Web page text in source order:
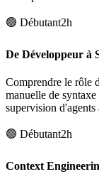
🟢 Débutant2h
De Développeur à
Comprendre le rôle
manuelle de
supervision d'agents
🟢 Débutant2h
Context